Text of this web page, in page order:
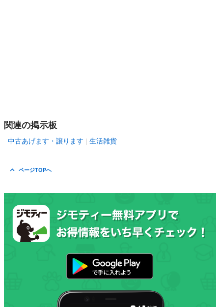
関連の掲示板
中古あげます・譲ります 生活雑貨
ページTOPへ